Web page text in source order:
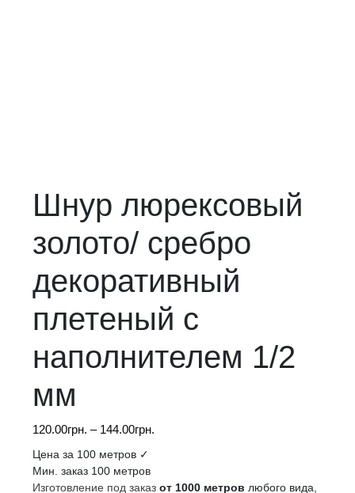
Шнур люрексовый
золото/ сребро
декоративный
плетеный с
наполнителем 1/2
мм
120.00грн. – 144.00грн.
–
Цена за 100 метров ✓
Мин. заказ 100 метров
Изготовление под заказ от 1000 метров любого вида,